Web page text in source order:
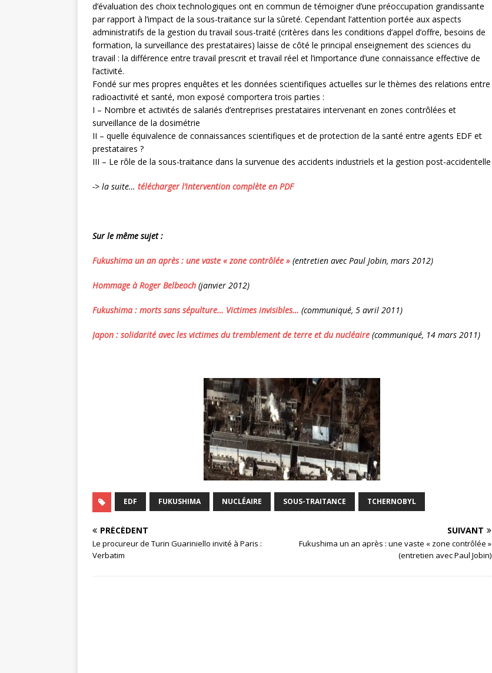
d’évaluation des choix technologiques ont en commun de témoigner d’une préoccupation grandissante
par rapport à l’impact de la sous-traitance sur la sûreté. Cependant l’attention portée aux aspects
administratifs de la gestion du travail sous-traité (critères dans les conditions d’appel d’offre, besoins de
formation, la surveillance des prestataires) laisse de côté le principal enseignement des sciences du
travail : la différence entre travail prescrit et travail réel et l’importance d’une connaissance effective de
l’activité.
Fondé sur mes propres enquêtes et les données scientifiques actuelles sur le thèmes des relations entre
radioactivité et santé, mon exposé comportera trois parties :
I – Nombre et activités de salariés d’entreprises prestataires intervenant en zones contrôlées et
surveillance de la dosimétrie
II – quelle équivalence de connaissances scientifiques et de protection de la santé entre agents EDF et
prestataires ?
III – Le rôle de la sous-traitance dans la survenue des accidents industriels et la gestion post-accidentelle
-> la suite… télécharger l’intervention complète en PDF
Sur le même sujet :
Fukushima un an après : une vaste « zone contrôlée » (entretien avec Paul Jobin, mars 2012)
Hommage à Roger Belbeoch (janvier 2012)
Fukushima : morts sans sépulture… Victimes invisibles… (communiqué, 5 avril 2011)
Japon : solidarité avec les victimes du tremblement de terre et du nucléaire (communiqué, 14 mars 2011)
EDF FUKUSHIMA NUCLÉAIRE SOUS-TRAITANCE TCHERNOBYL
PRÉCÉDENT
Le procureur de Turin Guariniello invité à Paris :
Verbatim
SUIVANT
Fukushima un an après : une vaste « zone contrôlée »
(entretien avec Paul Jobin)